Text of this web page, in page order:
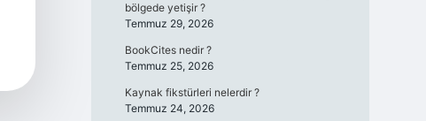
bölgede yetişir ?
Temmuz 29, 2026
BookCites nedir ?
Temmuz 25, 2026
Kaynak fikstürleri nelerdir ?
Temmuz 24, 2026